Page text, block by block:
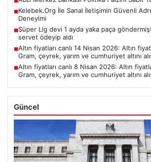
■Kelebek.Org İle Sanal İletişimin Güvenli
Deneyimi
■Süper Lig devi 1 ayda yaka paça
servet ödeyip aldı
■Altın fiyatları canlı 14 Nisan 2026: Altın
Gram, çeyrek, yarım ve cumhuriyet altını
■Altın fiyatları canlı 8 Nisan 2026: Altın
Gram, çeyrek, yarım ve cumhuriyet altını
Güncel